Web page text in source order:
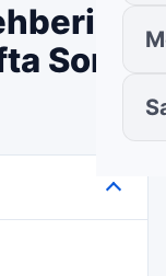
Sonu